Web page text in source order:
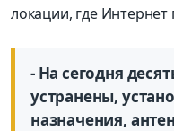
локации, где Интернет
- На сегодня
устранены,
назначения,